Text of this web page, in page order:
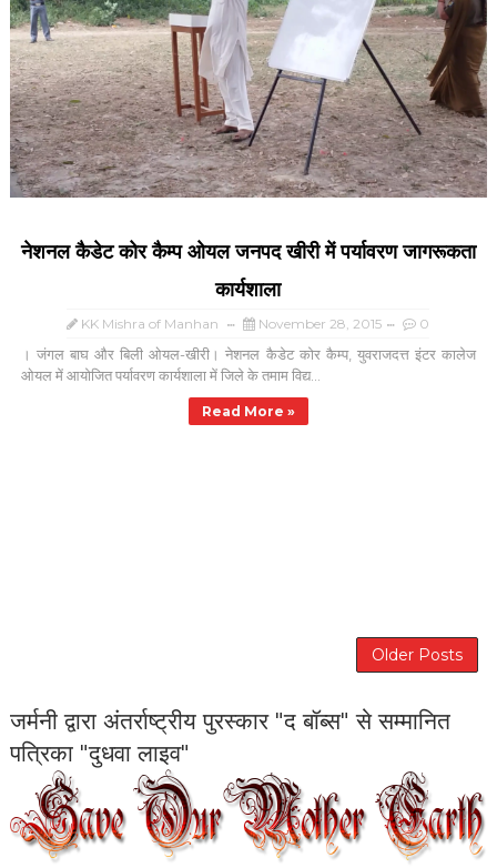
नेशनल कैडेट कोर कैम्प ओयल जनपद खीरी में पर्यावरण जागरूकता
कार्यशाला
KK Mishra of Manhan November 28, 2015 0
। जंगल बाघ और बिली ओयल-खीरी। नेशनल कैडेट कोर कैम्प, युवराजदत्त इंटर कालेज
ओयल में आयोजित पर्यावरण कार्यशाला में जिले के तमाम विद्य...
Read More »
Older Posts
जर्मनी द्वारा अंतर्राष्ट्रीय पुरस्कार "द बॉब्स" से सम्मानित
पत्रिका "दुधवा लाइव"